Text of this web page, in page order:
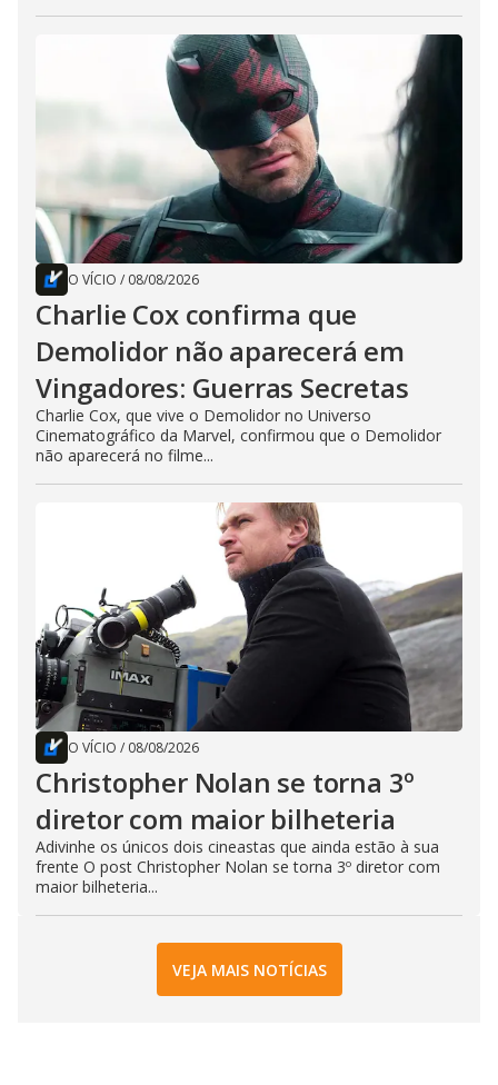
O VÍCIO / 08/08/2026
Charlie Cox confirma que
Demolidor não aparecerá em
Vingadores: Guerras Secretas
Charlie Cox, que vive o Demolidor no Universo
Cinematográfico da Marvel, confirmou que o Demolidor
não aparecerá no filme...
O VÍCIO / 08/08/2026
Christopher Nolan se torna 3º
diretor com maior bilheteria
Adivinhe os únicos dois cineastas que ainda estão à sua
frente O post Christopher Nolan se torna 3º diretor com
maior bilheteria...
VEJA MAIS NOTÍCIAS